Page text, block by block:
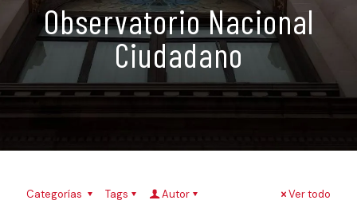
Observatorio Nacional
Ciudadano
Categorías Tags Autor Ver todo